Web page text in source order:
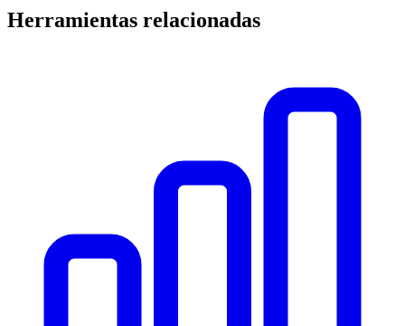
Herramientas relacionadas